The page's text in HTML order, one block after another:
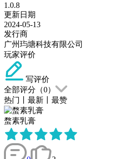
1.0.8
更新日期
2024-05-13
发行商
广州玙塘科技有限公司
玩家评价
写评价
全部评分（0）
热门
最新 最赞
蝥素乳膏